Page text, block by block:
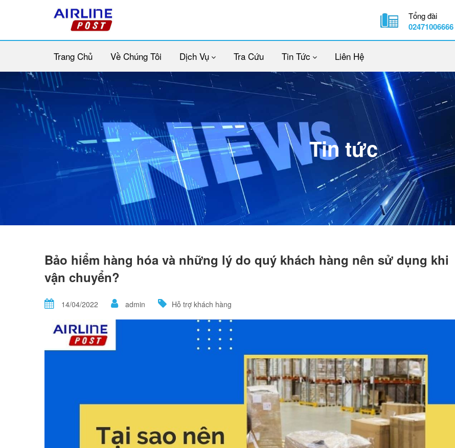
Tổng đài
02471006666
Trang Chủ Về Chúng Tôi Dịch Vụ Tra Cứu Tin Tức Liên Hệ
Tin tức
Bảo hiểm hàng hóa và những lý do quý khách hàng nên sử dụng khi
vận chuyển?
14/04/2022 admin Hỗ trợ khách hàng